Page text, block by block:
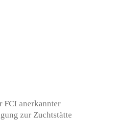
FCI anerkannter
zur Zuchtstätte